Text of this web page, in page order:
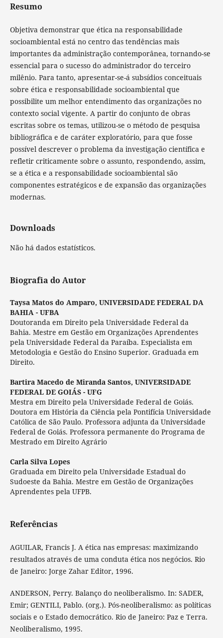
Resumo
Objetiva demonstrar que ética na responsabilidade
socioambiental está no centro das tendências mais
importantes da administração contemporânea, tornando-se
essencial para o sucesso do administrador do terceiro
milênio. Para tanto, apresentar-se-á subsídios conceituais
sobre ética e responsabilidade socioambiental que
possibilite um melhor entendimento das organizações no
contexto social vigente. A partir do conjunto de obras
escritas sobre os temas, utilizou-se o método de pesquisa
bibliográfica e de caráter exploratório, para que fosse
possível descrever o problema da investigação científica e
refletir criticamente sobre o assunto, respondendo, assim,
se a ética e a responsabilidade socioambiental são
componentes estratégicos e de expansão das organizações
modernas.
Downloads
Não há dados estatísticos.
Biografia do Autor
Taysa Matos do Amparo, UNIVERSIDADE FEDERAL DA
BAHIA - UFBA
Doutoranda em Direito pela Universidade Federal da
Bahia. Mestre em Gestão em Organizações Aprendentes
pela Universidade Federal da Paraíba. Especialista em
Metodologia e Gestão do Ensino Superior. Graduada em
Direito.
Bartira Macedo de Miranda Santos, UNIVERSIDADE
FEDERAL DE GOIÁS - UFG
Mestra em Direito pela Universidade Federal de Goiás.
Doutora em História da Ciência pela Pontifícia Universidade
Católica de São Paulo. Professora adjunta da Universidade
Federal de Goiás. Professora permanente do Programa de
Mestrado em Direito Agrário
Carla Silva Lopes
Graduada em Direito pela Universidade Estadual do
Sudoeste da Bahia. Mestre em Gestão de Organizações
Aprendentes pela UFPB.
Referências
AGUILAR, Francis J. A ética nas empresas: maximizando
resultados através de uma conduta ética nos negócios. Rio
de Janeiro: Jorge Zahar Editor, 1996.
ANDERSON, Perry. Balanço do neoliberalismo. In: SADER,
Emir; GENTILI, Pablo. (org.). Pós-neoliberalismo: as políticas
sociais e o Estado democrático. Rio de Janeiro: Paz e Terra.
Neoliberalismo, 1995.